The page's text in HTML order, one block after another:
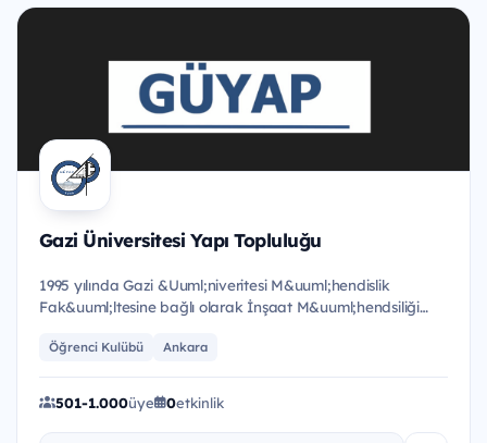
Gazi Üniversitesi Yapı Topluluğu
1995 yılında Gazi &Uuml;niveritesi M&uuml;hendislik
Fak&uuml;ltesine bağlı olarak İnşaat M&uuml;hendsiliği
Öğrenci Kulübü Ankara
501-1.000üye 0etkinlik